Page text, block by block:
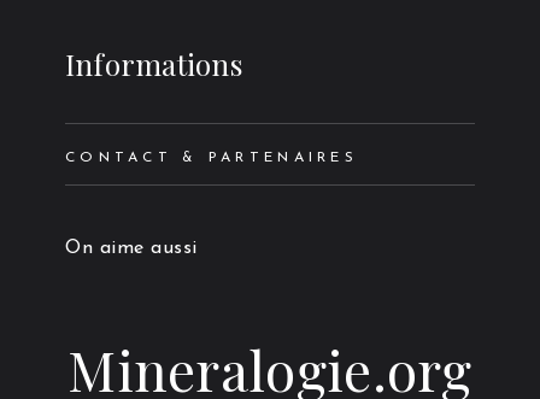
Informations
CONTACT & PARTENAIRES
On aime aussi
Mineralogie.org